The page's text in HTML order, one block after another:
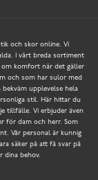
och skor online. Vi
I vårt breda sortiment
komfort när det gäller
och som har sulor med
upplevelse hela
stil. Här hittar du
tillfälle. Vi erbjuder även
för dam och herr. Som
Vår personal är kunnig
säker på att få svar på
dina behov.